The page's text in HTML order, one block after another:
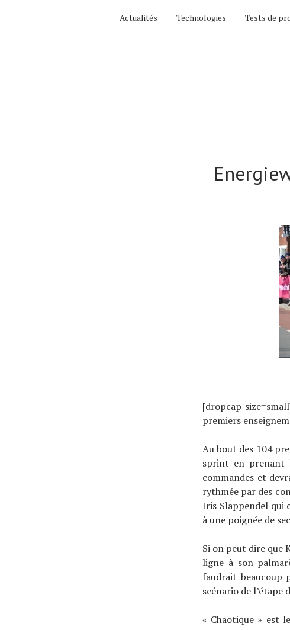
Actualités Technologies Tests de
[dropcap
premiers
Au bout des 104
sprint en prenant
commandes et
rythmée par des
Iris Slappendel qui
à une poignée de
Si on peut dire que
ligne à son
faudrait beaucoup
scénario de l’étape
« Chaotique » est